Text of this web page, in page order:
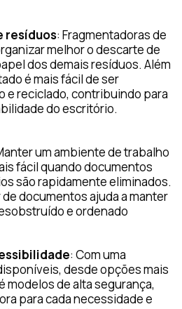
resíduos: Fragmentadoras de
melhor o descarte de
dos demais resíduos. Além
é mais fácil de ser
e reciclado, contribuindo para
do escritório.
um ambiente de trabalho
fácil quando documentos
são rapidamente eliminados.
documentos ajuda a manter
e ordenado
: Com uma
desde opções mais
modelos de alta segurança,
para cada necessidade e